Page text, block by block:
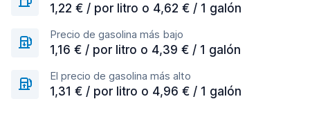
1,22 € / por litro o 4,62 € / 1 galón
Precio de gasolina más bajo
1,16 € / por litro o 4,39 € / 1 galón
El precio de gasolina más alto
1,31 € / por litro o 4,96 € / 1 galón